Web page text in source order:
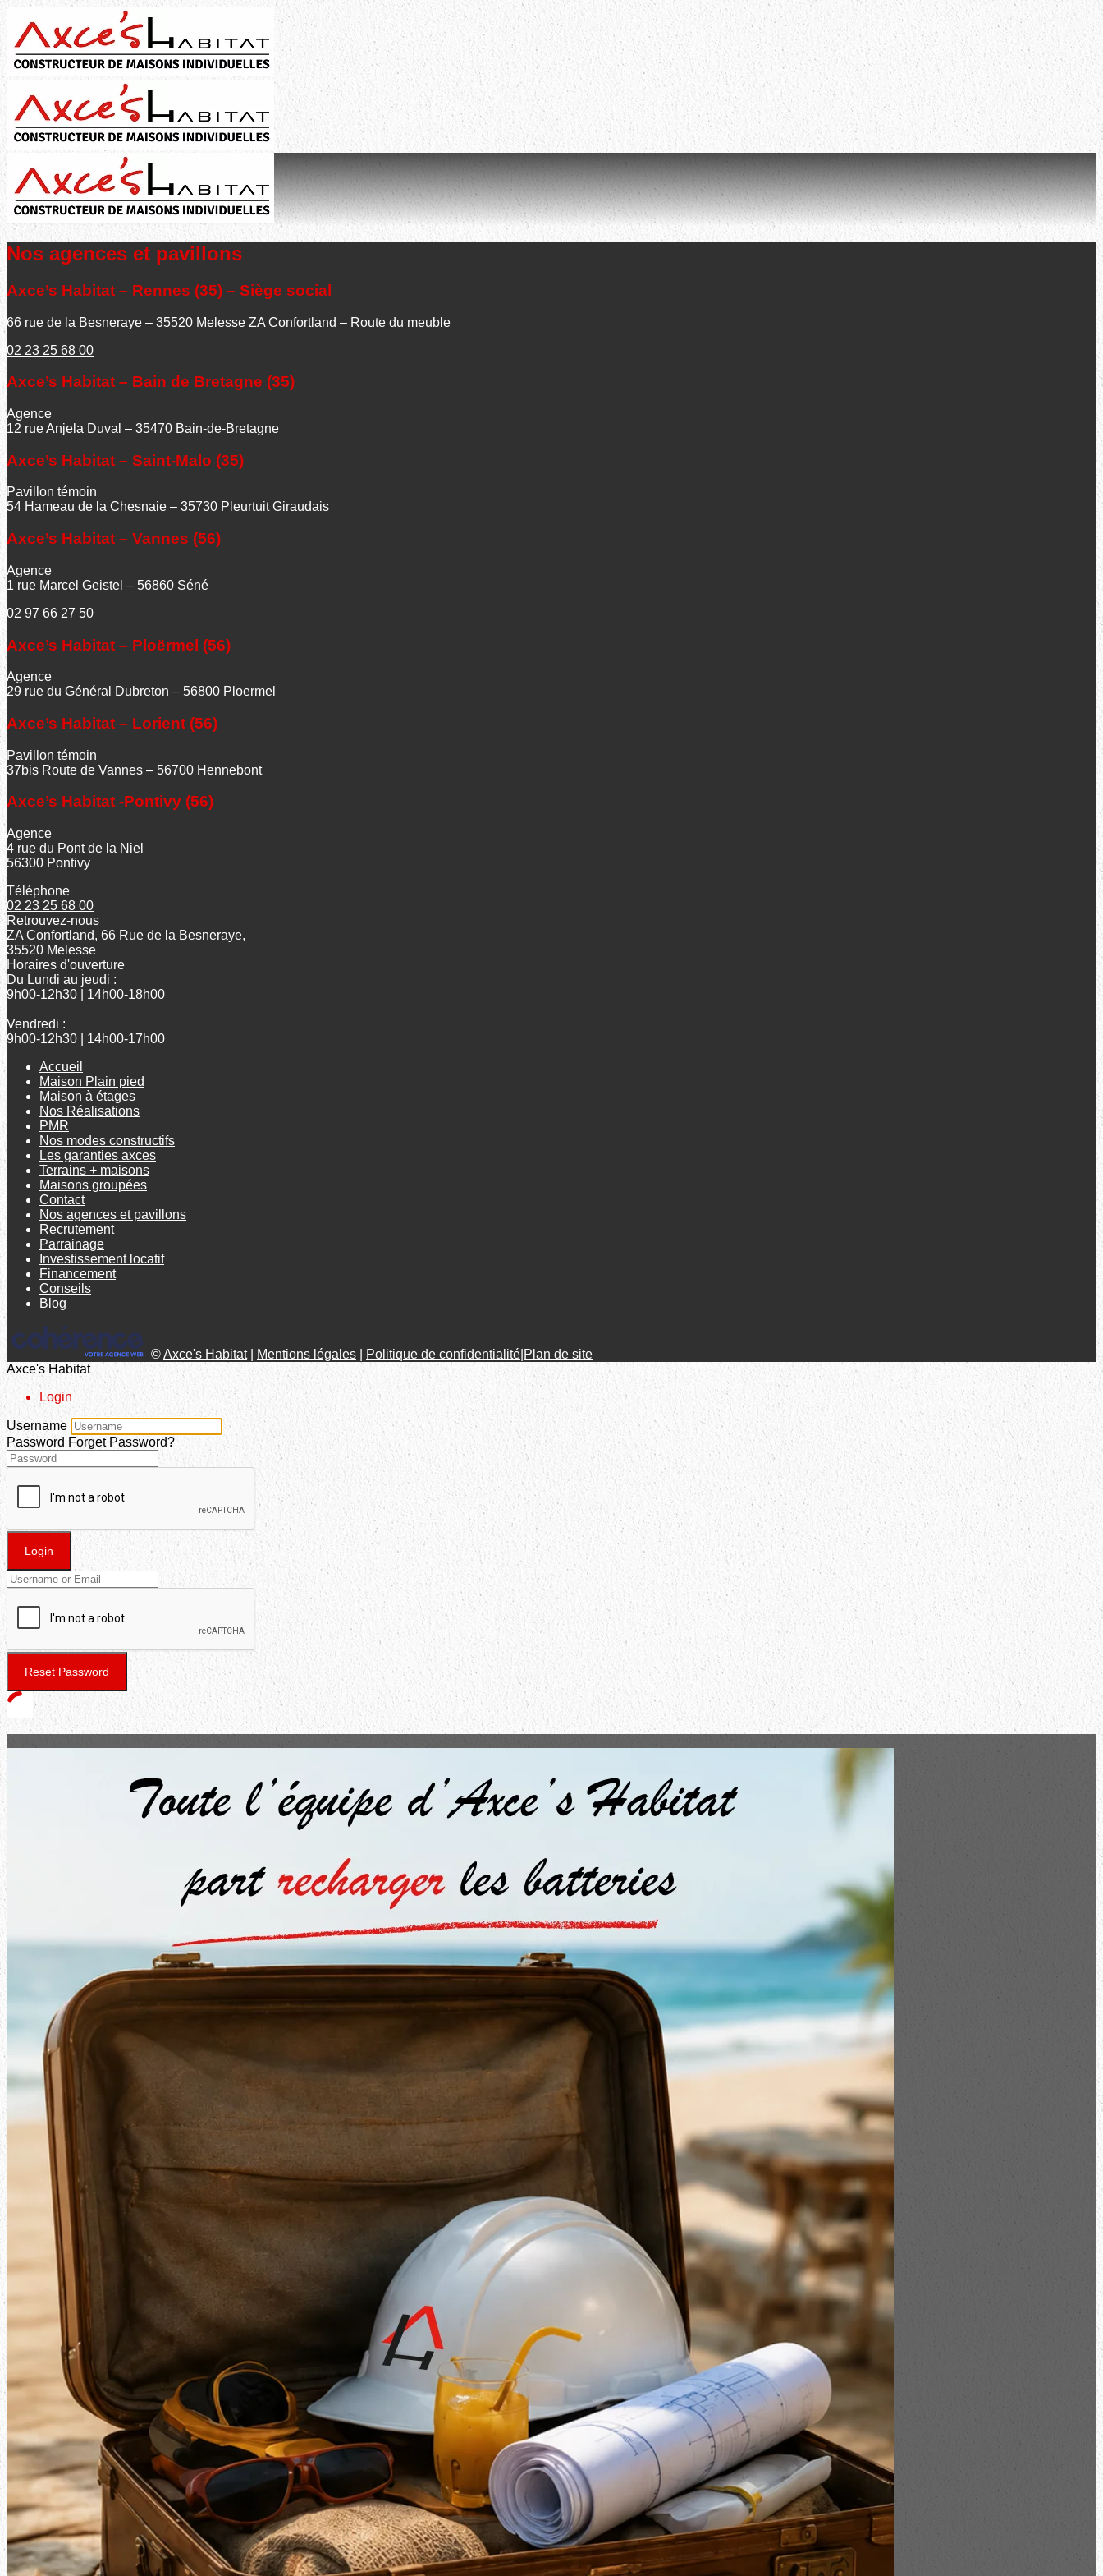
Nos agences et pavillons
Axce’s Habitat – Rennes (35) – Siège social
66 rue de la Besneraye – 35520 Melesse ZA Confortland – Route du meuble
02 23 25 68 00
Axce’s Habitat – Bain de Bretagne (35)
Agence
12 rue Anjela Duval – 35470 Bain-de-Bretagne
Axce’s Habitat – Saint-Malo (35)
Pavillon témoin
54 Hameau de la Chesnaie – 35730 Pleurtuit Giraudais
Axce’s Habitat – Vannes (56)
Agence
1 rue Marcel Geistel – 56860 Séné
02 97 66 27 50
Axce’s Habitat – Ploërmel (56)
Agence
29 rue du Général Dubreton – 56800 Ploermel
Axce’s Habitat – Lorient (56)
Pavillon témoin
37bis Route de Vannes – 56700 Hennebont
Axce’s Habitat -Pontivy (56)
Agence
4 rue du Pont de la Niel
56300 Pontivy
Téléphone
02 23 25 68 00
Retrouvez-nous
ZA Confortland, 66 Rue de la Besneraye,
35520 Melesse
Horaires d'ouverture
Du Lundi au jeudi :
9h00-12h30 | 14h00-18h00
Vendredi :
9h00-12h30 | 14h00-17h00
Accueil
Maison Plain pied
Maison à étages
Nos Réalisations
PMR
Nos modes constructifs
Les garanties axces
Terrains + maisons
Maisons groupées
Contact
Nos agences et pavillons
Recrutement
Parrainage
Investissement locatif
Financement
Conseils
Blog
©Axce's Habitat Mentions légales Politique de confidentialité Plan de site
Axce's Habitat
Login
Username
Password Forget Password?
Login
Reset Password